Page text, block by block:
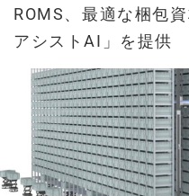
ROMS、最適な梱包
アシストAI」を提供